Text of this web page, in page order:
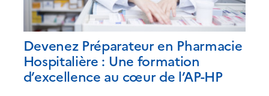
Devenez Préparateur en Pharmacie
Hospitalière : Une formation
d’excellence au cœur de l’AP-HP